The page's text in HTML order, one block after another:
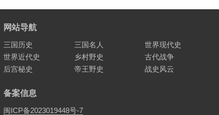
分
页
网站导航
三国历史 三国名人
世界现代史
世界近代史
乡村野史
古代战争
后宫秘史
帝王野史 战史风云
备案信息
闽ICP备2023019448号-7